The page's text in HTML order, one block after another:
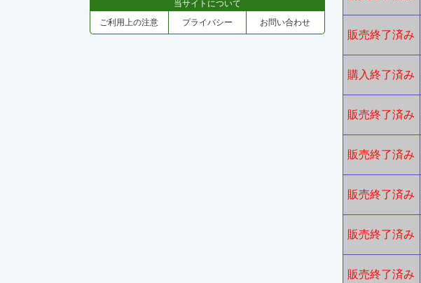
当サイトについて
ご利用上の注意
プライバシー お問い合わせ
販売終了済み
購入終了済み
販売終了済み
販売終了済み
販売終了済み
販売終了済み
販売終了済み